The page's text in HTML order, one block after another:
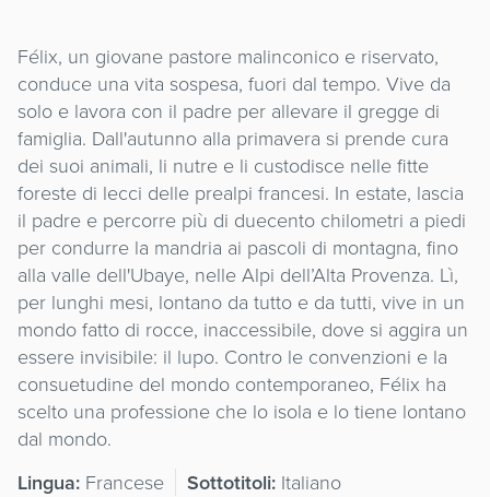
Félix, un giovane pastore malinconico e riservato,
conduce una vita sospesa, fuori dal tempo. Vive da
solo e lavora con il padre per allevare il gregge di
famiglia. Dall'autunno alla primavera si prende cura
dei suoi animali, li nutre e li custodisce nelle fitte
foreste di lecci delle prealpi francesi. In estate, lascia
il padre e percorre più di duecento chilometri a piedi
per condurre la mandria ai pascoli di montagna, fino
alla valle dell'Ubaye, nelle Alpi dell’Alta Provenza. Lì,
per lunghi mesi, lontano da tutto e da tutti, vive in un
mondo fatto di rocce, inaccessibile, dove si aggira un
essere invisibile: il lupo. Contro le convenzioni e la
consuetudine del mondo contemporaneo, Félix ha
scelto una professione che lo isola e lo tiene lontano
dal mondo.
Lingua: Francese Sottotitoli: Italiano